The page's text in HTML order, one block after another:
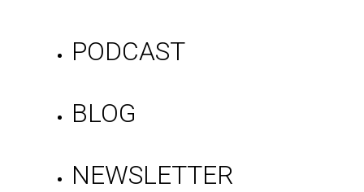
PODCAST
BLOG
NEWSLETTER